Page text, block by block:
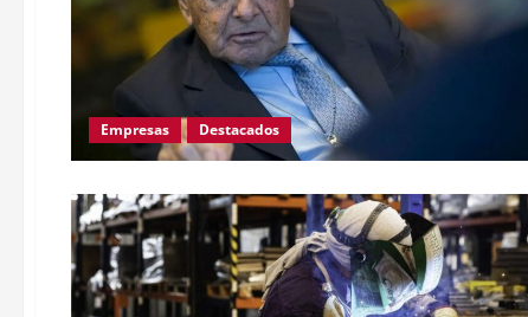
Empresas Destacados